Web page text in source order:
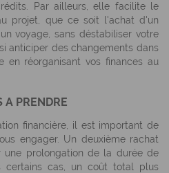
Par ailleurs, elle facilite le
projet, que ce soit l'achat d'un
voyage, sans déstabiliser votre
anticiper des changements dans
en réorganisant vos finances au
A PRENDRE
financière, il est important de
engager. Un deuxième rachat
une prolongation de la durée de
certains cas, un coût total plus